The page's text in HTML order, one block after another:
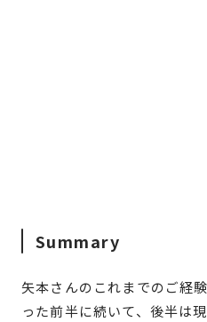
Summary
矢本さんのこれまでのご経
った前半に続いて、後半は